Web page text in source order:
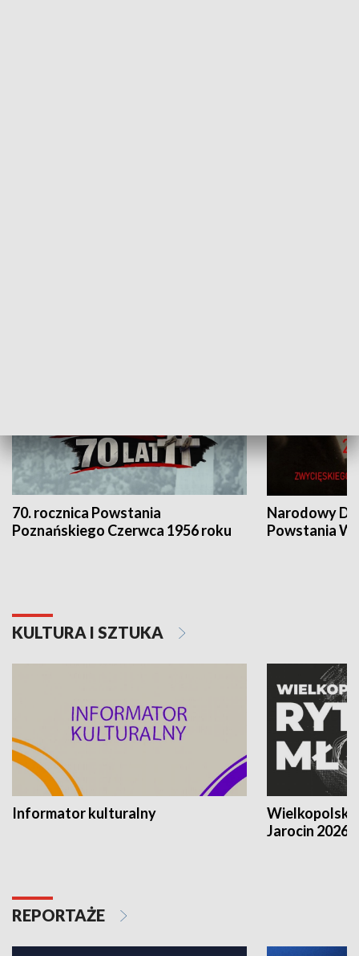
70. rocznica Powstania
Poznańskiego Czerwca 1956 roku
Narodowy
Powstania
KULTURA I SZTUKA
Informator kulturalny
Jarocin 2026
REPORTAŻE